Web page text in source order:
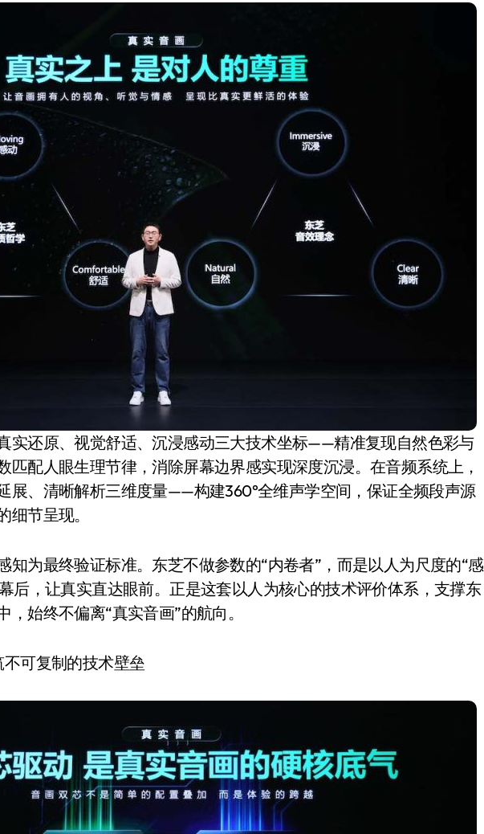
实还原、视觉舒适、沉浸感动三大技术坐标——精准复现自然色彩与
匹配人眼生理节律，消除屏幕边界感实现深度沉浸。在音频系统上，
展、清晰解析三维度量——构建360°全维声学空间，保证全频段声源
节呈现。
知为最终验证标准。东芝不做参数的“内卷者”，而是以人为尺度的“感
后，让真实直达眼前。正是这套以人为核心的技术评价体系，支撑东
始终不偏离“真实音画”的航向。
可复制的技术壁垒